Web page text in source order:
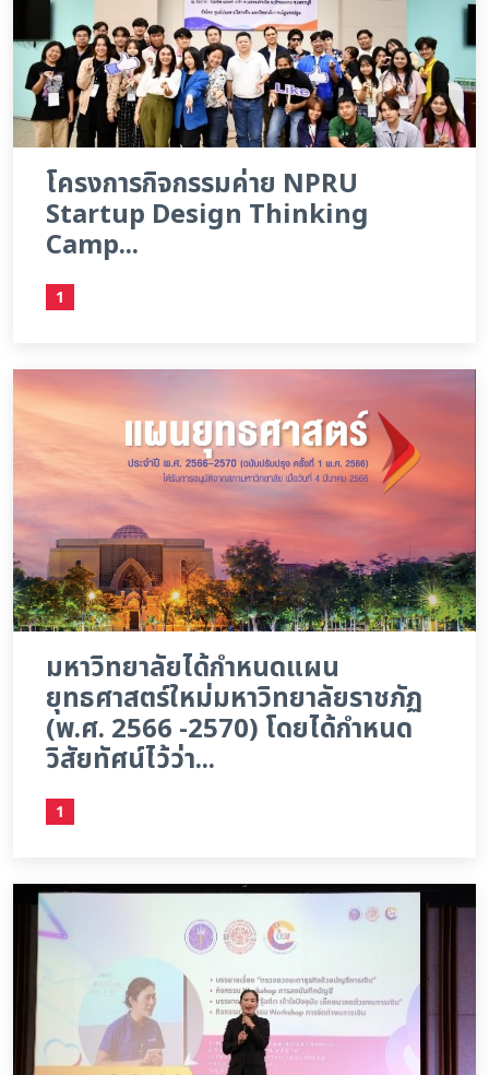
โครงการกิจกรรมค่าย NPRU
Startup Design Thinking
Camp...
1
มหาวิทยาลัยได้กำหนดแผน
ยุทธศาสตร์ใหม่มหาวิทยาลัยราชภัฏ
(พ.ศ. 2566 -2570) โดยได้กำหนด
วิสัยทัศน์ไว้ว่า...
1